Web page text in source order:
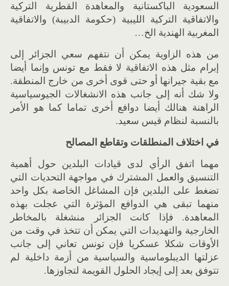
السعودية الباكستانية والمعاهدة القطرية التركية
والاتفاقية التركية الليبية (حكومة الدبيبة) والاتفاقية
المغربية الهندية الخ…
من هذه الزاوية يمكن أن نتفهم سعي الجزائر إلى
إبرام مثل هذه الاتفاقية لا فقط مع تونس وإنما أيضا
مع بقية جيرانها أو حتى قوى أخرى من خارج المنطقة.
ولا شك أنه إلى جانب هذه الانشغالات الجيوسياسية
الراهنة هنالك أيضا دوافع أخرى تماما كما هو الأمر
بالنسبة لنظام قيس سعيد.
في اختلاف المنطلقات وتقاطع المصالح
مهما اتفق الرأي لدى قيادات البلدين حول أهمية
التنسيق والعمل المشترك في مواجهة التحديات التي
تضغط على البلدين فإن المشاغل الخاصة بكل واحد
منهما تبقى هي الدوافع المؤثرة التي عجلت بهذه
المعاهدة. فإذا كانت الجزائر منشغلة بالمخاطر
الخارجية والتهديدات التي يمكن أن تتخذ في وقت من
الأوقات شكلا عسكريا فإن تونس تعاني إلى جانب
عزلتها الديبلوماسية والسياسية من أزمة داخلية لم
تتوفق بعد إلى إيجاد الحلول القويمة لتجاوزها.